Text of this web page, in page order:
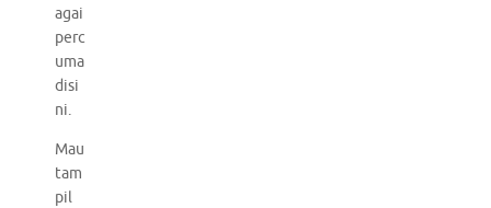
agai
perc
uma
disi
ni.
Mau
tam
pil